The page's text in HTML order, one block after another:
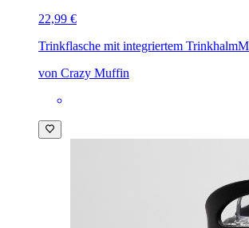
22,99 €
Trinkflasche mit integriertem Trinkhalm
von Crazy Muffin